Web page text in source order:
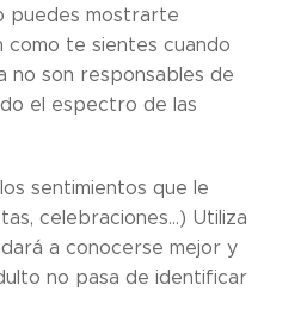
puedes mostrarte
como te sientes cuando
no son responsables de
el espectro de las
sentimientos que le
celebraciones...) Utiliza
a conocerse mejor y
no pasa de identificar